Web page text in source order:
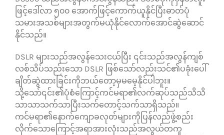
ဖြင့်ဒေါ်လာ ၅၀၀ အောက်ဖြင့်ကောက်ယူနိုင်ပြီးဓာတ်ပုံ
သမားအသစ်များအတွက်မယုံနိုင်လောက်အောင်ဆွဲဆောင်
နိုင်သည်။
DSLR များသည်အလွန်သေးငယ်ပြီး ၎င်းသည်အလွန်ကျစ်
လစ်သိပ်သည်းသော DSLR ဖြစ်သော်လည်းသင်၏ပခုံးပေါ်
ချိတ်ဆွဲထားခြင်းကိုဘယ်တော့မှမမေ့နိုင်ပါဘူး။
သို့သော်၎င်း၏ပုံစံကြောင့်ကင်မရာ၏လက်ဆုပ်သည်သိသိ
သာသာသက်သာပြီးသက်တောင့်သက်သာရှိသည်။
ကင်မရာ၏နောက်ကျောခလုတ်များကိုပြန်လည်ဖွဲ့စည်း
လိုက်သောကြောင့်အရာအားလုံးသည်အလွယ်တကူ